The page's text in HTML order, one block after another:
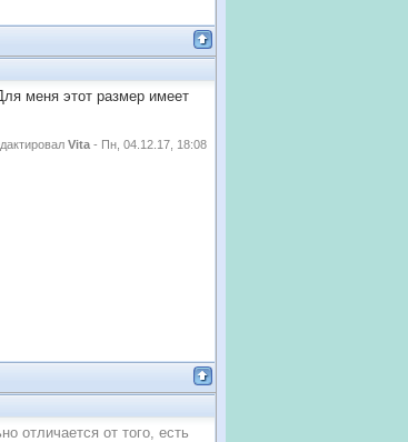
меня этот размер имеет
Vita - Пн, 04.12.17, 18:08
отличается от того, есть